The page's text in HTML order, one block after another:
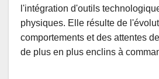
l'intégration d'outils
physiques. Elle résulte de
comportements et des attentes
de plus en plus enclins à